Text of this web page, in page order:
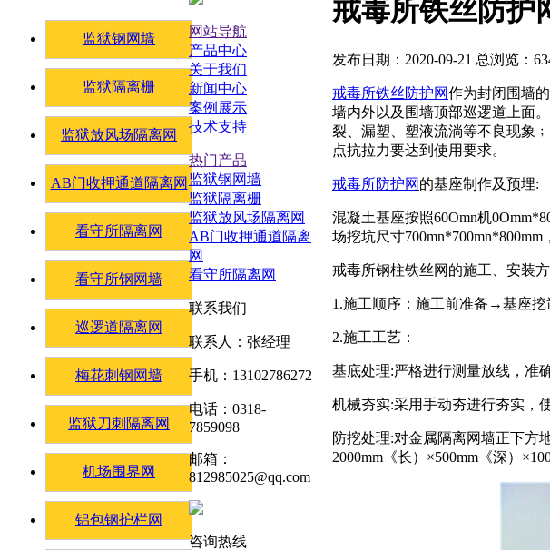
监狱钢网墙
监狱隔离栅
监狱放风场隔离网
AB门收押通道隔离网
看守所隔离网
看守所钢网墙
巡逻道隔离网
梅花刺钢网墙
监狱刀刺隔离网
机场围界网
铝包钢护栏网
戒毒所铁丝防护
发布日期：2020-09-21 总浏览：
戒毒所铁丝防护网作为封闭围墙
墙内外以及围墙顶部巡逻道上面
裂、漏塑、塑液流淌等不良现象
点抗拉力要达到使用要求。
戒毒所防护网 的基座制作及预埋:
混凝土基座按照60Omn机
场挖坑尺寸
戒毒所钢柱铁丝网的施工、安装
1.施工顺序：施工前准备→基座
2.施工工艺：
基底处理:严格进行测量放线，准
机械夯实:采用手动夯进行夯实，
防挖处理:对金属隔离网墙正下方
2000mm《长）×500mm《深）
网站导航
产品中心
关于我们
新闻中心
案例展示
技术支持
热门产品
监狱钢网墙
监狱隔离栅
监狱放风场隔离网
AB门收押通道隔离
网
看守所隔离网
联系我们
联系人：张经理
手机：13102786272
电话：0318-
7859098
邮箱：
812985025@qq.com
咨询热线